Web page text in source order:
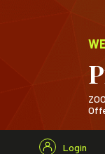
Login